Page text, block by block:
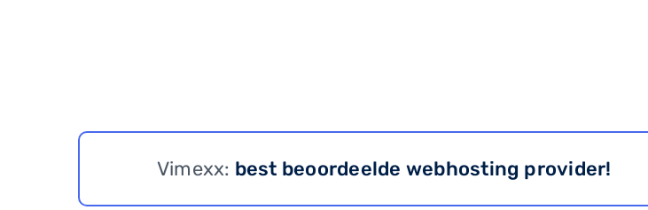
Vimexx: best beoordeelde webhosting provider!